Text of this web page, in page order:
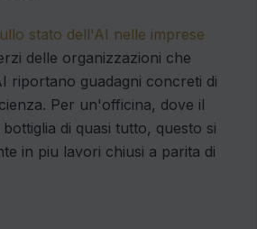
stato dell'AI nelle imprese
delle organizzazioni che
riportano guadagni concreti di
Per un'officina, dove il
di quasi tutto, questo si
in piu lavori chiusi a parita di